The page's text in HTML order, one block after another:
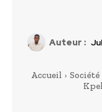
Auteur :
Accueil Société